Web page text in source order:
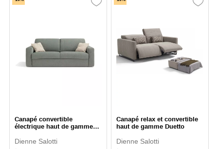
Canapé convertible
électrique haut de gamme
Dienne Salotti
Canapé relax et convertible
haut de gamme Duetto
Dienne Salotti